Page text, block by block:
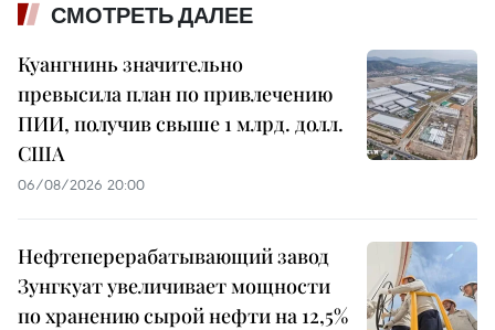
СМОТРЕТЬ ДАЛЕЕ
Куангнинь значительно
превысила план по привлечению
ПИИ, получив свыше 1 млрд. долл.
США
06/08/2026 20:00
Нефтеперерабатывающий завод
Зунгкуат увеличивает мощности
по хранению сырой нефти на 12,5%